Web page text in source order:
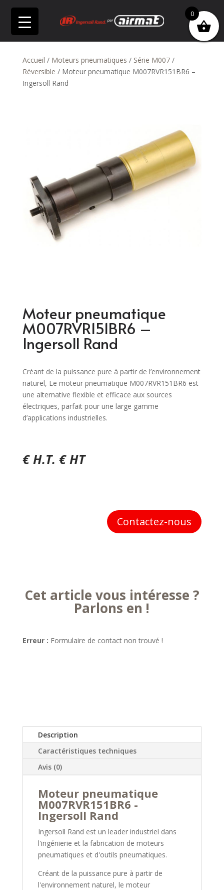
Accueil / Moteurs pneumatiques / Série M007/
Réversible / Moteur pneumatique M007RVR151BR6 –
Ingersoll Rand
Moteur pneumatique
M007RVR151BR6 –
Ingersoll Rand
Créant de la puissance pure à partir de l’environnement
naturel, Le moteur pneumatique M007RVR151BR6 est
une alternative flexible et efficace aux sources
électriques, parfait pour une large gamme
d’applications industrielles.
€ H.T. € HT
Contactez-nous
Cet article vous intéresse ?
Parlons en !
Erreur : Formulaire de contact non trouvé !
Description
Caractéristiques techniques
Avis (0)
Moteur pneumatique
M007RVR151BR6 -
Ingersoll Rand
Ingersoll Rand est un leader industriel dans
l'ingénierie et la fabrication de moteurs
pneumatiques et d'outils pneumatiques.
Créant de la puissance pure à partir de
l'environnement naturel, le moteur
0